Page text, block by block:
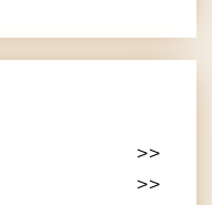
>>
>>